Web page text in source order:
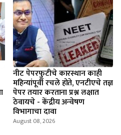
नीट पेपरफुटीचे कारस्थान काही
महिन्यांपूर्वी रचले होते, एनटीएचे तज्ञ
पेपर तयार करताना प्रश्न लक्षात
ठेवायचे - केंद्रीय अन्वेषण
विभागाचा दावा
August 08, 2026